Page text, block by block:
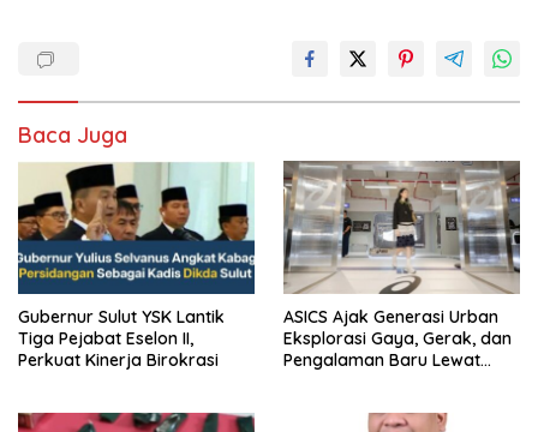
Baca Juga
Gubernur Sulut YSK Lantik
Tiga Pejabat Eselon II,
Perkuat Kinerja Birokrasi
ASICS Ajak Generasi Urban
Eksplorasi Gaya, Gerak, dan
Pengalaman Baru Lewat